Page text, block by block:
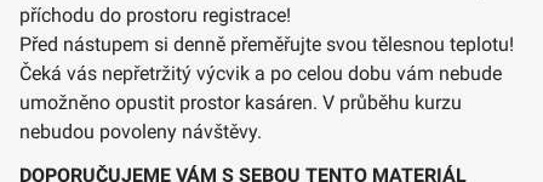
příchodu do prostoru registrace!
Před nástupem si denně přeměřujte svou tělesnou teplotu!
Čeká vás nepřetržitý výcvik a po celou dobu vám nebude
umožněno opustit prostor kasáren. V průběhu kurzu
nebudou povoleny návštěvy.
DOPORUČUJEME VÁM S SEBOU TENTO MATERIÁL